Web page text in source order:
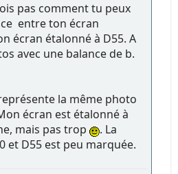
pas comment tu peux
entre ton écran
écran étalonné à D55. A
avec une balance de b.
la même photo
écran est étalonné à
mais pas trop
. La
et D55 est peu marquée.